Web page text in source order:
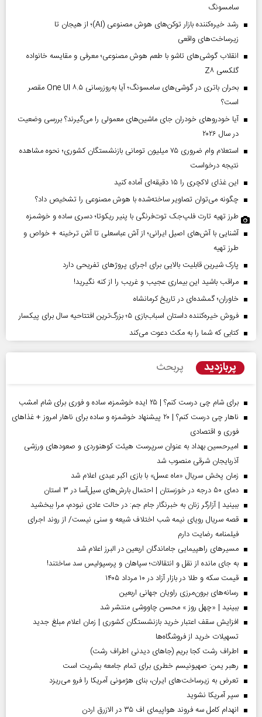
سامسونگ
رشد خیره‌کننده بازار توکن‌های هوش مصنوعی (AI)؛ از هیجان تا
زیرساخت‌های واقعی
انقلاب گوشی‌های تاشو‌ با طعم هوش مصنوعی؛ معرفی و مقایسه خانواده
گلکسی Z۸
بحران باتری در گوشی‌های سامسونگ؛ آیا به‌روزرسانی One UI ۸.۵ مقصر
است؟
آیا خودروهای خودران جای ماشین‌های معمولی را می‌گیرند؟ بررسی وضعیت
در سال ۲۰۲۶
استعلام وام ضروری ۷۵ میلیون تومانی بازنشستگان کشوری؛ نحوه مشاهده
نتیجه درخواست
این غذای لاکچری را ۱۵ دقیقه‌ای آماده کنید
چگونه می‌توان تصاویر ساخته‌شده با هوش مصنوعی را تشخیص داد؟
طرز تهیه تارت فلپ‌جک توت‌فرنگی با پنیر ریکوتا؛ دسری ساده و خوشمزه
آشنایی با آش‌های اصیل ایرانی؛ از آش عباسعلی تا آش ترخینه + خواص و
طرز تهیه
پارک شیرین قابلیت‌ بالایی برای اجرای پروژهای تفریحی دارد
مراقب باشید این بیماری عجیب و غریب را از کنه نگیرید!
خاوران؛ گمشده‌ای در تاریخ کرمانشاه
فروش خیره‌کننده داستان اسباب‌بازی ۵؛ بزرگ‌ترین افتتاحیه سال برای پیکسار
کتابی که شما را به مکث دعوت می‌کند
پربازدید پربحث
برای شام چی درست کنم؟ | ۲۵ ایده خوشمزه، ساده و فوری برای شام امشب
ناهار چی درست کنم؟ | ۲۰ پیشنهاد خوشمزه و ساده برای ناهار امروز + غذاهای
فوری و اقتصادی
امیرحسین بهداد به عنوان سرپرست هیئت کوهنوردی و صعودهای ورزشی
آذربایجان شرقی منصوب شد
زمان پخش سریال «ماه عسل» با بازی اکبر عبدی اعلام شد
دمای ۵۰ درجه در خوزستان | احتمال بارش‌های سیل‌آسا در ۳ استان
ببینید | آزارگر زنان به خبرنگار جام جم: در حالت عادی نبودم، مرا ببخشید
قصه سریال رویای نیمه شب اختلاف شیعه و سنی نیست/ از روند اجرای
فیلمنامه رضایت دارم
مسیر‌های راهپیمایی جاماندگان اربعین در البرز اعلام شد
به جای مانده از نقل و انتقالات؛ سپاهان و پرسپولیس سد ساختند!
قیمت سکه و طلا در بازار آزاد در ۱۰ مرداد ۱۴۰۵
رسانه‌های برون‌مرزی راویان جهانی اربعین
ببینید | «چهل روز » محسن چاووشی منتشر شد
افزایش سقف اعتبار خرید بازنشستگان کشوری | زمان اعلام مبلغ جدید
تسهیلات خرید از فروشگاه‌ها
اطراف رشت کجا بریم (جاهای دیدنی اطراف رشت)
رهبر یمن: صهیونیسم خطری برای تمام جامعه بشریت است
تعرض به زیرساخت‌های ایران، بنای هژمونی آمریکا را فرو می‌ریزد
سپر آمریکا نشوید
انهدام کامل سه فروند هواپیمای اف ۳۵ در الازرق اردن